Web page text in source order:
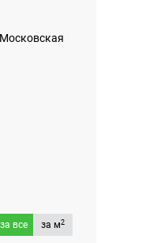
за все за м2